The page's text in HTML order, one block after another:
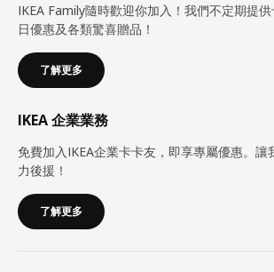
IKEA Family隨時歡迎你加入！我們不定期提
日優惠及各類驚喜贈品！
了解更多
IKEA 企業業務
免費加入IKEA企業卡卡友，即享專屬優惠。讓
力後援！
了解更多